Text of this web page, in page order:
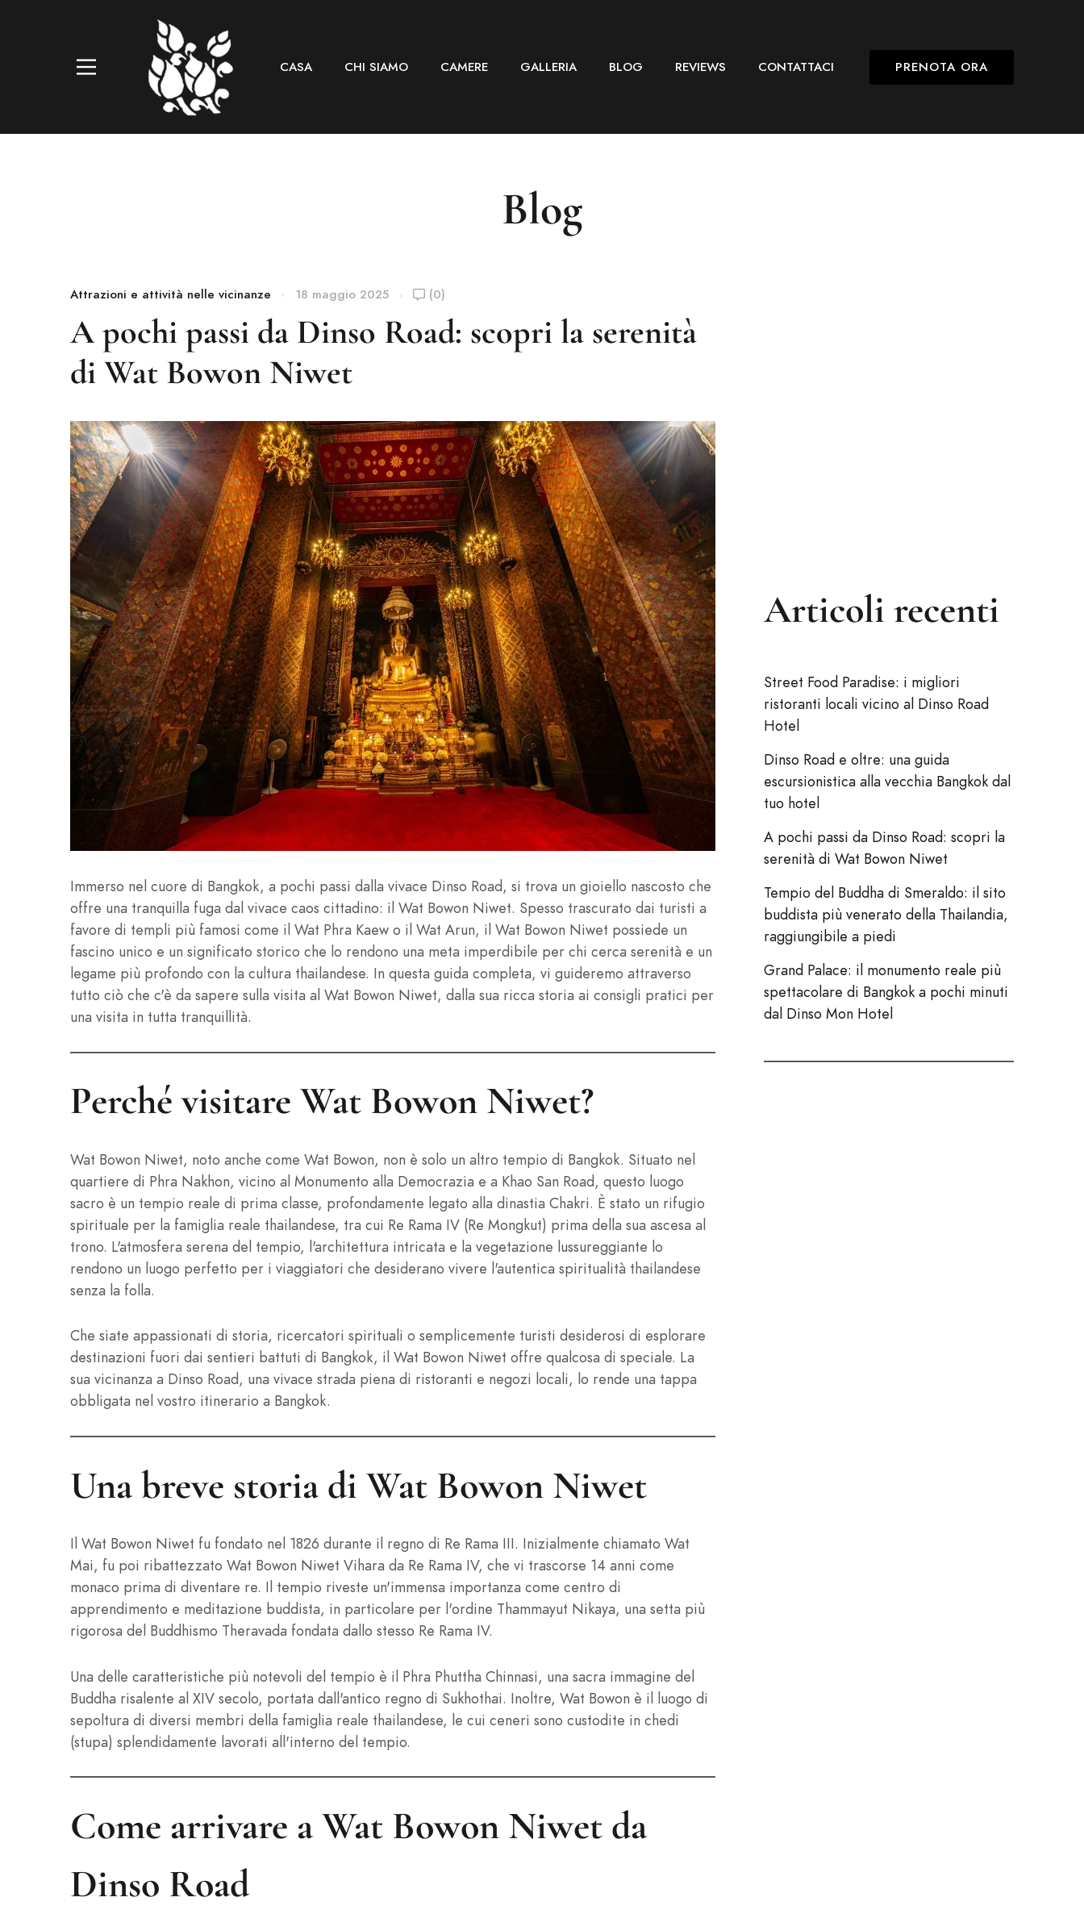
CASA CHI SIAMO CAMERE GALLERIA BLOG REVIEWS CONTATTACI PRENOTA ORA
Blog
Attrazioni e attività nelle vicinanze 18 maggio 2025 (0)
A pochi passi da Dinso Road: scopri la serenità
di Wat Bowon Niwet
Immerso nel cuore di Bangkok, a pochi passi dalla vivace Dinso Road, si trova un gioiello nascosto che
offre una tranquilla fuga dal vivace caos cittadino: il Wat Bowon Niwet. Spesso trascurato dai turisti a
favore di templi più famosi come il Wat Phra Kaew o il Wat Arun, il Wat Bowon Niwet possiede un
fascino unico e un significato storico che lo rendono una meta imperdibile per chi cerca serenità e un
legame più profondo con la cultura thailandese. In questa guida completa, vi guideremo attraverso
tutto ciò che c'è da sapere sulla visita al Wat Bowon Niwet, dalla sua ricca storia ai consigli pratici per
una visita in tutta tranquillità.
Perché visitare Wat Bowon Niwet?
Wat Bowon Niwet, noto anche come Wat Bowon, non è solo un altro tempio di Bangkok. Situato nel
quartiere di Phra Nakhon, vicino al Monumento alla Democrazia e a Khao San Road, questo luogo
sacro è un tempio reale di prima classe, profondamente legato alla dinastia Chakri. È stato un rifugio
spirituale per la famiglia reale thailandese, tra cui Re Rama IV (Re Mongkut) prima della sua ascesa al
trono. L'atmosfera serena del tempio, l'architettura intricata e la vegetazione lussureggiante lo
rendono un luogo perfetto per i viaggiatori che desiderano vivere l'autentica spiritualità thailandese
senza la folla.
Che siate appassionati di storia, ricercatori spirituali o semplicemente turisti desiderosi di esplorare
destinazioni fuori dai sentieri battuti di Bangkok, il Wat Bowon Niwet offre qualcosa di speciale. La
sua vicinanza a Dinso Road, una vivace strada piena di ristoranti e negozi locali, lo rende una tappa
obbligata nel vostro itinerario a Bangkok.
Una breve storia di Wat Bowon Niwet
Il Wat Bowon Niwet fu fondato nel 1826 durante il regno di Re Rama III. Inizialmente chiamato Wat
Mai, fu poi ribattezzato Wat Bowon Niwet Vihara da Re Rama IV, che vi trascorse 14 anni come
monaco prima di diventare re. Il tempio riveste un'immensa importanza come centro di
apprendimento e meditazione buddista, in particolare per l'ordine Thammayut Nikaya, una setta più
rigorosa del Buddhismo Theravada fondata dallo stesso Re Rama IV.
Una delle caratteristiche più notevoli del tempio è il Phra Phuttha Chinnasi, una sacra immagine del
Buddha risalente al XIV secolo, portata dall'antico regno di Sukhothai. Inoltre, Wat Bowon è il luogo di
sepoltura di diversi membri della famiglia reale thailandese, le cui ceneri sono custodite in chedi
(stupa) splendidamente lavorati all'interno del tempio.
Come arrivare a Wat Bowon Niwet da
Dinso Road
Articoli recenti
Street Food Paradise: i migliori
ristoranti locali vicino al Dinso Road
Hotel
Dinso Road e oltre: una guida
escursionistica alla vecchia Bangkok dal
tuo hotel
A pochi passi da Dinso Road: scopri la
serenità di Wat Bowon Niwet
Tempio del Buddha di Smeraldo: il sito
buddista più venerato della Thailandia,
raggiungibile a piedi
Grand Palace: il monumento reale più
spettacolare di Bangkok a pochi minuti
dal Dinso Mon Hotel